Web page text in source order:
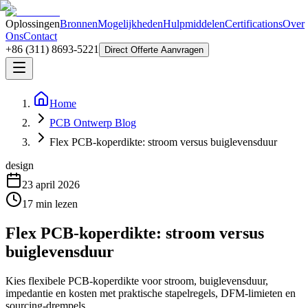
OplossingenBronnenMogelijkhedenHulpmiddelenCertificationsOver
OnsContact
+86 (311) 8693-5221
Direct Offerte Aanvragen
Home
PCB Ontwerp Blog
Flex PCB-koperdikte: stroom versus buiglevensduur
design
23 april 2026
17 min lezen
Flex PCB-koperdikte: stroom versus
buiglevensduur
Kies flexibele PCB-koperdikte voor stroom, buiglevensduur,
impedantie en kosten met praktische stapelregels, DFM-limieten en
sourcing-drempels.